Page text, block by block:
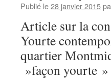
Publié le28 janvier 2015
Article sur la
Yourte
quartier
»façon yourte